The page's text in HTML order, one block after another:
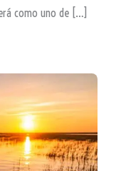
como uno de […]